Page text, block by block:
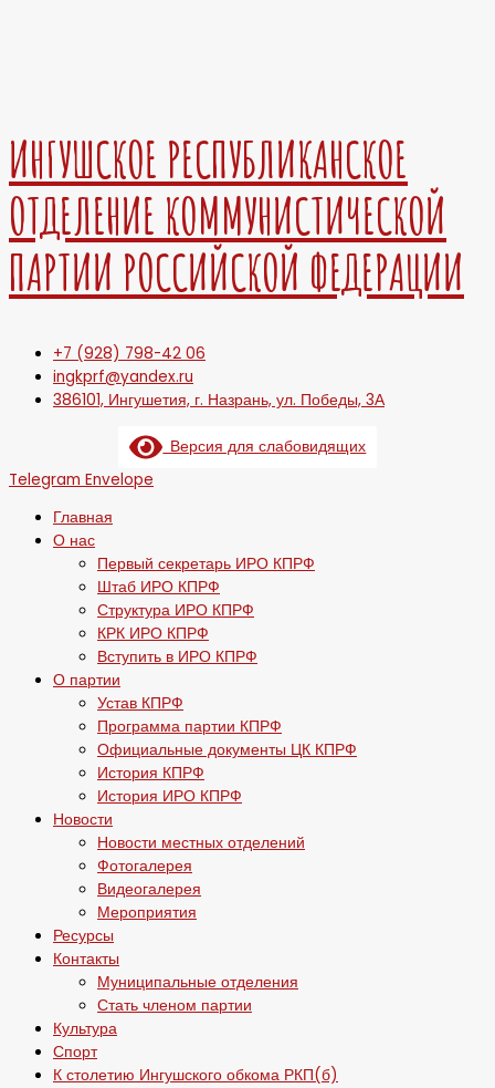
ИНГУШСКОЕ РЕСПУБЛИКАНСКОЕ
ОТДЕЛЕНИЕ КОММУНИСТИЧЕСКОЙ
ПАРТИИ РОССИЙСКОЙ ФЕДЕРАЦИИ
+7 (928) 798-42 06
ingkprf@yandex.ru
386101, Ингушетия, г. Назрань, ул. Победы, 3А
Версия для слабовидящих
Telegram Envelope
Главная
О нас
Первый секретарь ИРО КПРФ
Штаб ИРО КПРФ
Структура ИРО КПРФ
КРК ИРО КПРФ
Вступить в ИРО КПРФ
О партии
Устав КПРФ
Программа партии КПРФ
Официальные документы ЦК КПРФ
История КПРФ
История ИРО КПРФ
Новости
Новости местных отделений
Фотогалерея
Видеогалерея
Мероприятия
Ресурсы
Контакты
Муниципальные отделения
Стать членом партии
Культура
Спорт
К столетию Ингушского обкома РКП(б)